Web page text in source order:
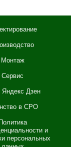
Монтаж
Сервис
Дзен
в СРО
Политика
и
персональных